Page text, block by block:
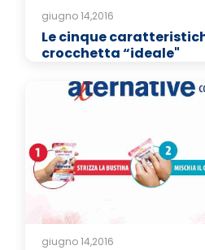
giugno 14,2016
Le cinque
crocchetta “ideale"
giugno 14,2016